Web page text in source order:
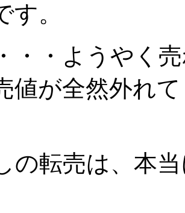
す。
・・ようやく
値が全然外れ
の転売は、本